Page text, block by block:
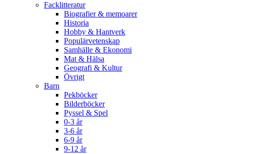
Facklitteratur
Biografier & memoarer
Historia
Hobby & Hantverk
Populärvetenskap
Samhälle & Ekonomi
Mat & Hälsa
Geografi & Kultur
Övrigt
Barn
Pekböcker
Bilderböcker
Pyssel & Spel
0-3 år
3-6 år
6-9 år
9-12 år